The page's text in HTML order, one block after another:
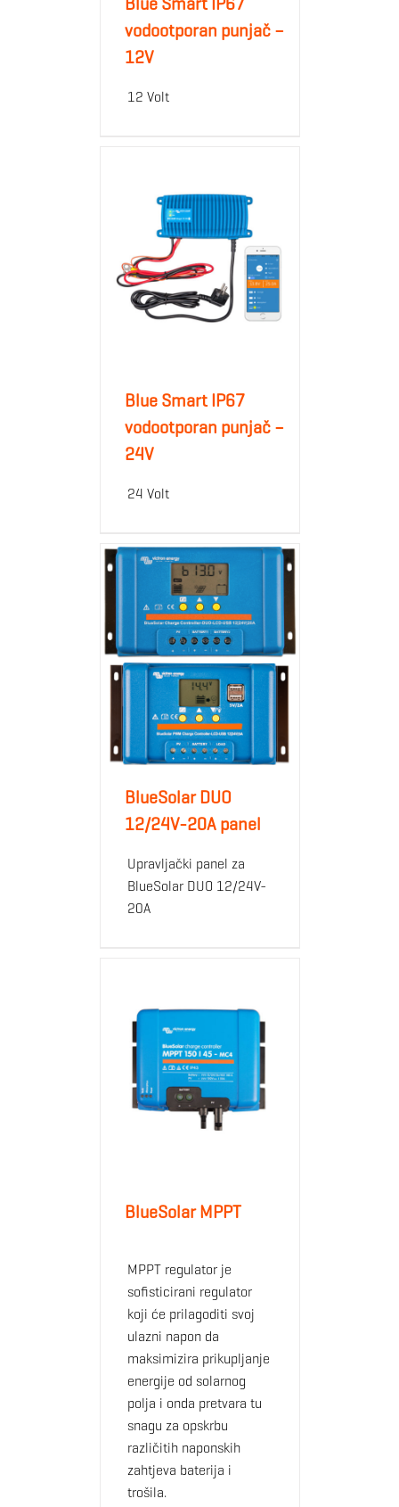
vodootporan punjač –
12V
12 Volt
Blue Smart IP67
vodootporan punjač –
24V
24 Volt
BlueSolar DUO
12/24V-20A panel
Upravljački panel za
BlueSolar DUO 12/24V-
20A
BlueSolar MPPT
MPPT regulator je
sofisticirani regulator
koji će prilagoditi svoj
ulazni napon da
maksimizira prikupljanje
energije od solarnog
polja i onda pretvara tu
snagu za opskrbu
različitih naponskih
zahtjeva baterija i
trošila.